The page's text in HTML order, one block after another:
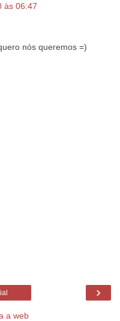
às 06:47
nós queremos =)
›
a web